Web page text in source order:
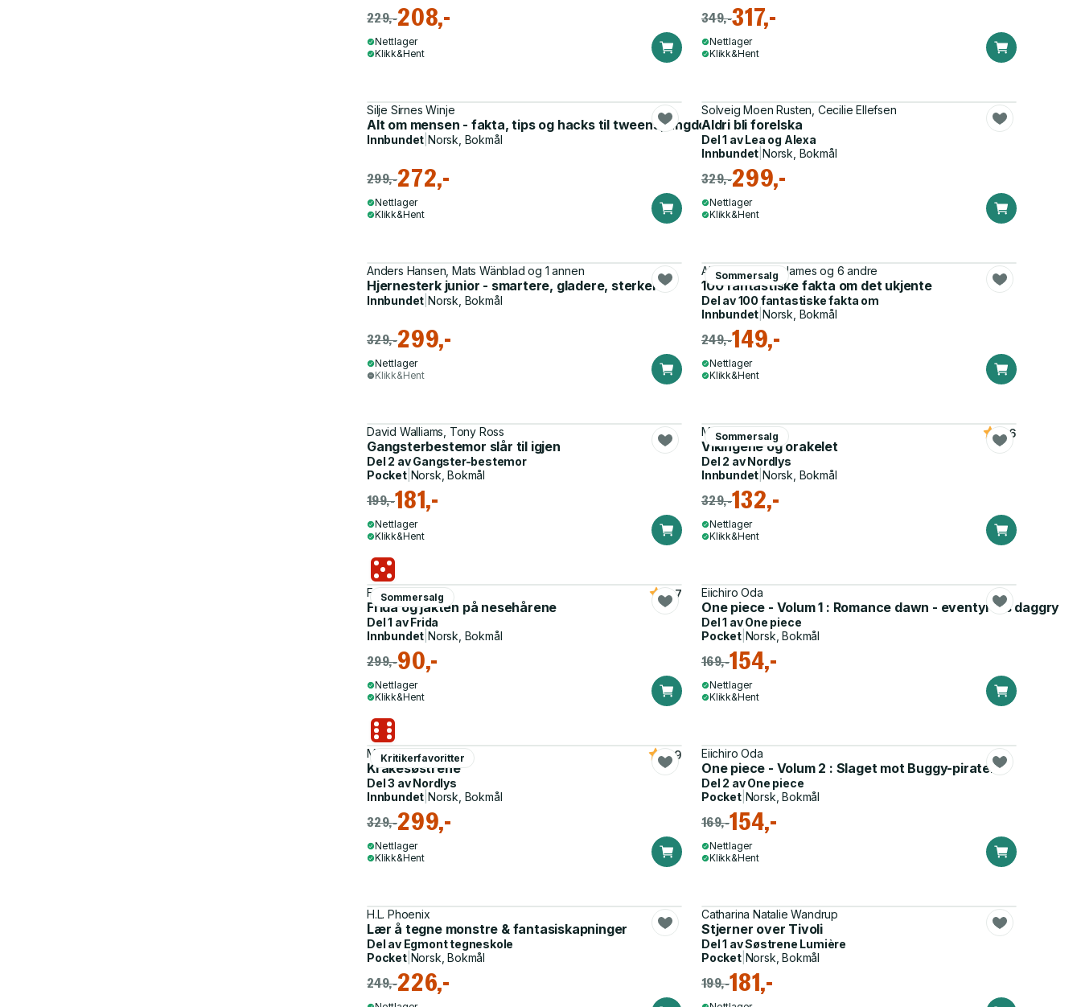
229,-208,-
Nettlager
Klikk&Hent
349,-317,-
Nettlager
Klikk&Hent
Silje Sirnes Winje
Alt om mensen - fakta, tips og hacks til tweens, ungdom og foreldre
Innbundet |Norsk, Bokmål
299,-272,-
Nettlager
Klikk&Hent
Solveig Moen Rusten, Cecilie Ellefsen
Aldri bli forelska
Del 1 avLea og Alexa
Innbundet |Norsk, Bokmål
329,-299,-
Nettlager
Klikk&Hent
Anders Hansen, Mats Wänblad og 1 annen
Hjernesterk junior - smartere, gladere, sterkere
Innbundet |Norsk, Bokmål
329,-299,-
Nettlager
Klikk&Hent
Sommersalg
Alex Frith, Alice James og 6 andre
100 fantastiske fakta om det ukjente
Del av100 fantastiske fakta om
Innbundet |Norsk, Bokmål
249,-149,-
Nettlager
Klikk&Hent
David Walliams, Tony Ross
Gangsterbestemor slår til igjen
Del 2 avGangster-bestemor
Pocket| Norsk, Bokmål
199,-181,-
Nettlager
Klikk&Hent
Sommersalg
Malin Falch
Vikingene og orakelet
4.6
Del 2 avNordlys
Innbundet |Norsk, Bokmål
329,-132,-
Nettlager
Klikk&Hent
Sommersalg
Frode Øverli
Frida og jakten på nesehårene
4.7
Del 1 avFrida
Innbundet |Norsk, Bokmål
299,-90,-
Nettlager
Klikk&Hent
Eiichiro Oda
One piece - Volum 1 : Romance dawn - eventyrets daggry
Del 1 avOne piece
Pocket| Norsk, Bokmål
169,-154,-
Nettlager
Klikk&Hent
Kritikerfavoritter
Malin Falch
Kråkesøstrene
4.9
Del 3 avNordlys
Innbundet |Norsk, Bokmål
329,-299,-
Nettlager
Klikk&Hent
Eiichiro Oda
One piece - Volum 2 : Slaget mot Buggy-piratene
Del 2 avOne piece
Pocket| Norsk, Bokmål
169,-154,-
Nettlager
Klikk&Hent
H.L. Phoenix
Lær å tegne monstre & fantasiskapninger
Del av Egmont tegneskole
Pocket| Norsk, Bokmål
249,-226,-
Catharina Natalie Wandrup
Stjerner over Tivoli
Del 1 avSøstrene Lumière
Pocket| Norsk, Bokmål
199,-181,-